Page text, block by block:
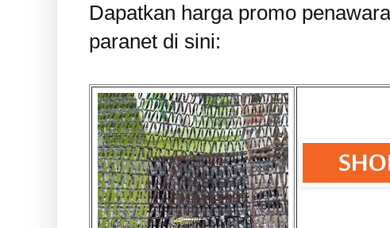
Dapatkan harga promo
paranet di sini: